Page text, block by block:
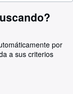
por
a sus criterios